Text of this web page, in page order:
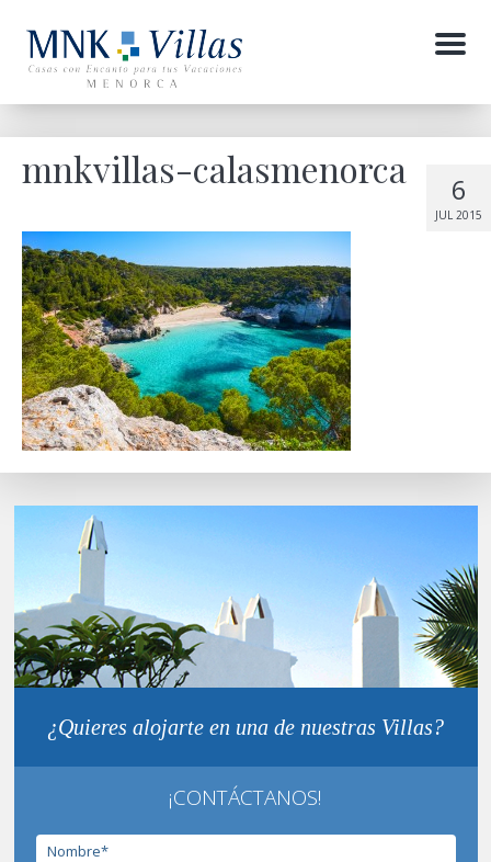
Menu
6
JUL 2015
mnkvillas-calasmenorca
¿Quieres alojarte en una de nuestras Villas?
¡CONTÁCTANOS!